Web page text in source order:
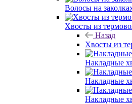
Волосы на
Хвосты из
Назад
Хвосты из
Накладные
Накладные
Накладные